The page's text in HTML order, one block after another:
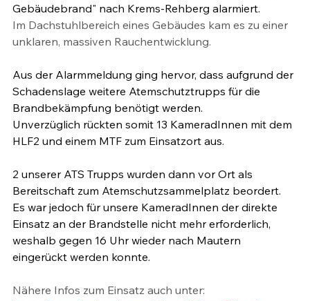
Gebäudebrand" nach Krems-Rehberg alarmiert.
Im Dachstuhlbereich eines Gebäudes kam es zu einer
unklaren, massiven Rauchentwicklung.
Aus der Alarmmeldung ging hervor, dass aufgrund der
Schadenslage weitere Atemschutztrupps für die
Brandbekämpfung benötigt werden.
Unverzüglich rückten somit 13 KameradInnen mit dem
HLF2 und einem MTF zum Einsatzort aus.
2 unserer ATS Trupps wurden dann vor Ort als
Bereitschaft zum Atemschutzsammelplatz beordert.
Es war jedoch für unsere KameradInnen der direkte
Einsatz an der Brandstelle nicht mehr erforderlich,
weshalb gegen 16 Uhr wieder nach Mautern
eingerückt werden konnte.
Nähere Infos zum Einsatz auch unter: